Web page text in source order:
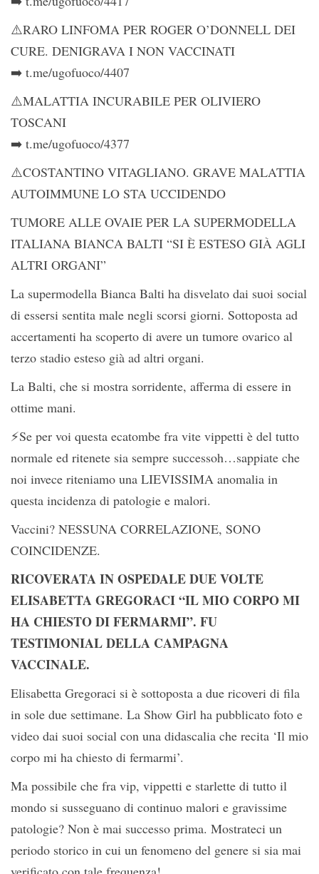
⚠️RARO LINFOMA PER ROGER O’DONNELL DEI
CURE. DENIGRAVA I NON VACCINATI
➡️ t.me/ugofuoco/4407
⚠️MALATTIA INCURABILE PER OLIVIERO
TOSCANI
➡️ t.me/ugofuoco/4377
⚠️COSTANTINO VITAGLIANO. GRAVE MALATTIA
AUTOIMMUNE LO STA UCCIDENDO
TUMORE ALLE OVAIE PER LA SUPERMODELLA
ITALIANA BIANCA BALTI “SI È ESTESO GIÀ AGLI
ALTRI ORGANI”
La supermodella Bianca Balti ha disvelato dai suoi social
di essersi sentita male negli scorsi giorni. Sottoposta ad
accertamenti ha scoperto di avere un tumore ovarico al
terzo stadio esteso già ad altri organi.
️La Balti, che si mostra sorridente, afferma di essere in
ottime mani.
⚡️Se per voi questa ecatombe fra vite vippetti è del tutto
normale ed ritenete sia sempre successoh…sappiate che
noi invece riteniamo una LIEVISSIMA anomalia in
questa incidenza di patologie e malori.
Vaccini? NESSUNA CORRELAZIONE, SONO
COINCIDENZE.
RICOVERATA IN OSPEDALE DUE VOLTE
ELISABETTA GREGORACI “IL MIO CORPO MI
HA CHIESTO DI FERMARMI”. FU
TESTIMONIAL DELLA CAMPAGNA
VACCINALE.
Elisabetta Gregoraci si è sottoposta a due ricoveri di fila
in sole due settimane. La Show Girl ha pubblicato foto e
video dai suoi social con una didascalia che recita ‘Il mio
corpo mi ha chiesto di fermarmi’.
️Ma possibile che fra vip, vippetti e starlette di tutto il
mondo si susseguano di continuo malori e gravissime
patologie? Non è mai successo prima. Mostrateci un
periodo storico in cui un fenomeno del genere si sia mai